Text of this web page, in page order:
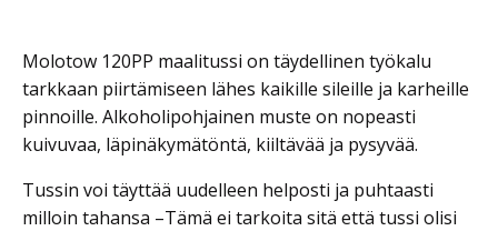
Molotow 120PP maalitussi on täydellinen työkalu
tarkkaan piirtämiseen lähes kaikille sileille ja karheille
pinnoille. Alkoholipohjainen muste on nopeasti
kuivuvaa, läpinäkymätöntä, kiiltävää ja pysyvää.
Tussin voi täyttää uudelleen helposti ja puhtaasti
milloin tahansa –Tämä ei tarkoita sitä että tussi olisi